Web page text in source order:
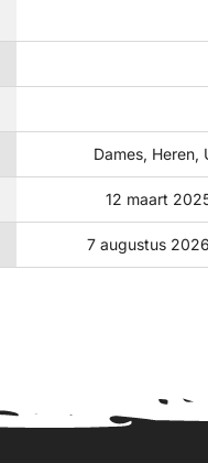
Dames, Heren,
12 maart
7 augustus